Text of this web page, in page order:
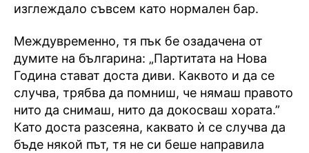
изглеждало съвсем като нормален бар.
Междувременно, тя пък бе озадачена от
думите на българина: „Партитата на Нова
Година стават доста диви. Каквото и да се
случва, трябва да помниш, че нямаш правото
нито да снимаш, нито да докосваш хората.”
Като доста разсеяна, каквато ѝ се случва да
бъде някой път, тя не си беше направила